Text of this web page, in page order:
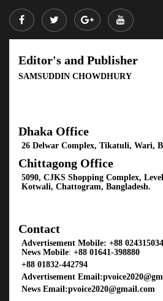
Editor's and Publisher
SAMSUDDIN CHOWDHURY
Dhaka Office
26 Delwar Complex, Tikatuli, Wari,
Chittagong Office
5090, CJKS Shopping Complex,
Kotwali, Chattogram, Bangladesh.
Contact
Advertisement Mobile: +88
News Mobile: +88 01641-398880
+88 01832-442794
Advertisement Email:
News Email:pvoice2020@gmail.com